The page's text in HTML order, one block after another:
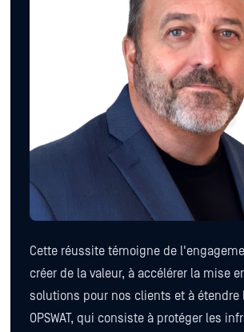
Cette réussite témoigne de
créer de la valeur, à accélérer la mise
solutions pour nos clients et à étendre
OPSWAT, qui consiste à protéger les